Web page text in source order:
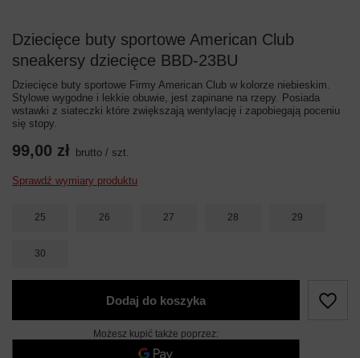
Dziecięce buty sportowe American Club
sneakersy dziecięce BBD-23BU
Dziecięce buty sportowe Firmy American Club w kolorze niebieskim.
Stylowe wygodne i lekkie obuwie, jest zapinane na rzepy. Posiada
wstawki z siateczki które zwiększają wentylację i zapobiegają poceniu
się stopy.
99,00 zł brutto / szt.
Sprawdź wymiary produktu
25 26 27 28 29
30
Dodaj do koszyka
Możesz kupić także poprzez: